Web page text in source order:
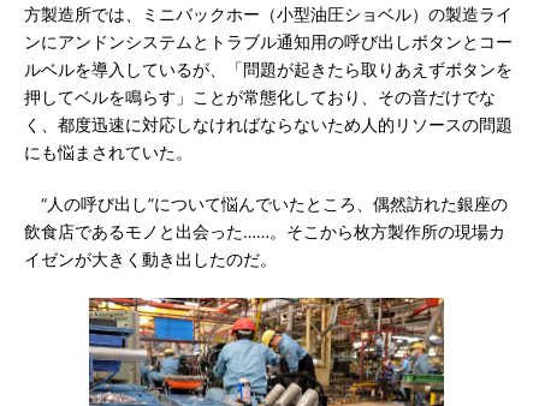
方製造所では、ミニバックホー（小型油圧ショベル）の製造ライ
ンにアンドンシステムとトラブル通知用の呼び出しボタンとコー
ルベルを導入しているが、「問題が起きたら取りあえずボタンを
押してベルを鳴らす」ことが常態化しており、その音だけでな
く、都度迅速に対応しなければならないため人的リソースの問題
にも悩まされていた。
“人の呼び出し”について悩んでいたところ、偶然訪れた銀座の
飲食店であるモノと出会った……。そこから枚方製作所の現場カ
イゼンが大きく動き出したのだ。